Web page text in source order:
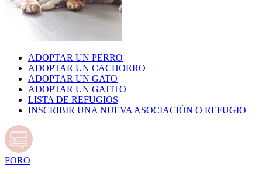
ADOPTAR UN PERRO
ADOPTAR UN CACHORRO
ADOPTAR UN GATO
ADOPTAR UN GATITO
LISTA DE REFUGIOS
INSCRIBIR UNA NUEVA ASOCIACIÓN O REFUGIO
FORO